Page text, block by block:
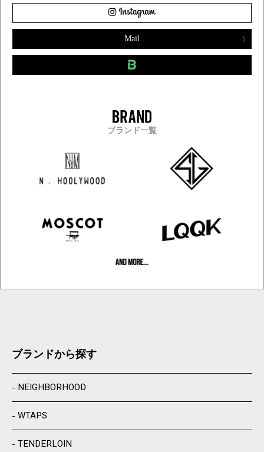
Mail
ブランド一覧
ブランドから探す
NEIGHBORHOOD
WTAPS
TENDERLOIN